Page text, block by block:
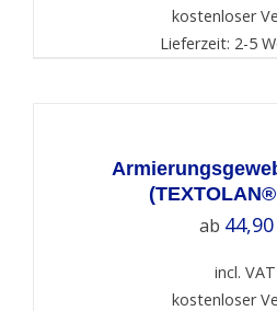
kostenloser
Lieferzeit: 2-5
ab 44,90
incl. VAT
kostenloser